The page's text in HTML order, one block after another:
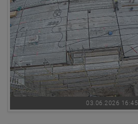
03.06.2026 16:45